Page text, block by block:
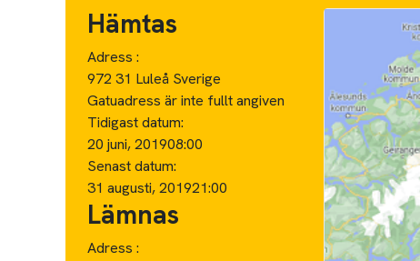
Hämtas
Adress :
972 31 Luleå Sverige
Gatuadress är inte fullt angiven
Tidigast datum:
20 juni, 201908:00
Senast datum:
31 augusti, 201921:00
Lämnas
Adress :